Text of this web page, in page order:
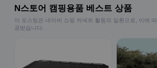
N스토어 캠핑용품 베스트 상품
이 포스팅은 네이버 쇼핑 커넥트 활동의 일환으로, 이에
공받습니다.